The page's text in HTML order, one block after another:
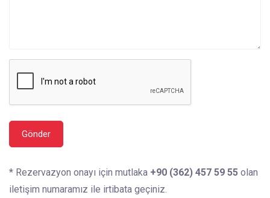
Gönder
* Rezervazyon onayı için mutlaka +90 (362) 457 59 55 olan
iletişim numaramız ile irtibata geçiniz.